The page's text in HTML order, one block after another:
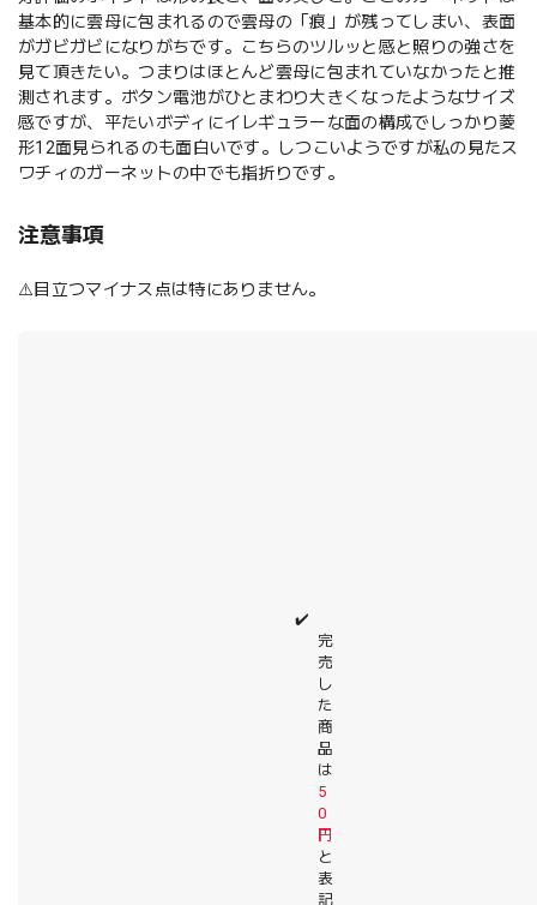
基本的に雲母に包まれるので雲母の「痕」が残ってしまい、表面
がガビガビになりがちです。こちらのツルッと感と照りの強さを
見て頂きたい。つまりはほとんど雲母に包まれていなかったと推
測されます。ボタン電池がひとまわり大きくなったようなサイズ
感ですが、平たいボディにイレギュラーな面の構成でしっかり菱
形12面見られるのも面白いです。しつこいようですが私の見たス
ワチィのガーネットの中でも指折りです。
注意事項
⚠️目立つマイナス点は特にありません。
✔️
完
売
し
た
商
品
は
5
0
円
と
表
記